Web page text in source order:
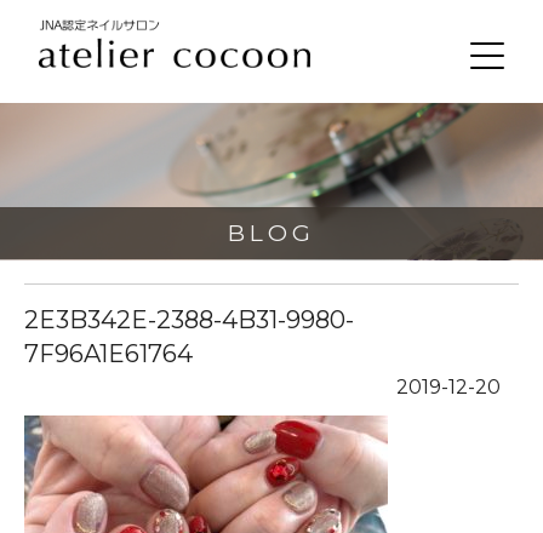
BLOG
2E3B342E-2388-4B31-9980-
7F96A1E61764
2019-12-20